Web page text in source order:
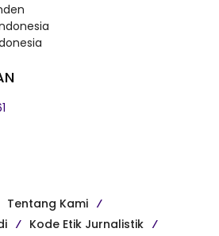
Tentang Kami
Kode Etik Jurnalistik